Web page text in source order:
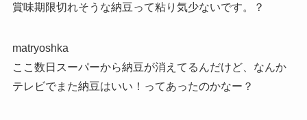
賞味期限切れそうな納豆って粘り気少ないです。？
matryoshka
ここ数日スーパーから納豆が消えてるんだけど、なんか
テレビでまた納豆はいい！ってあったのかなー？